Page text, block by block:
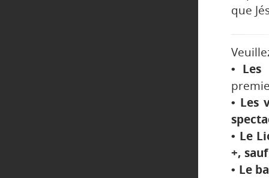
que
• Les
• Les
• Le
+,
• Le